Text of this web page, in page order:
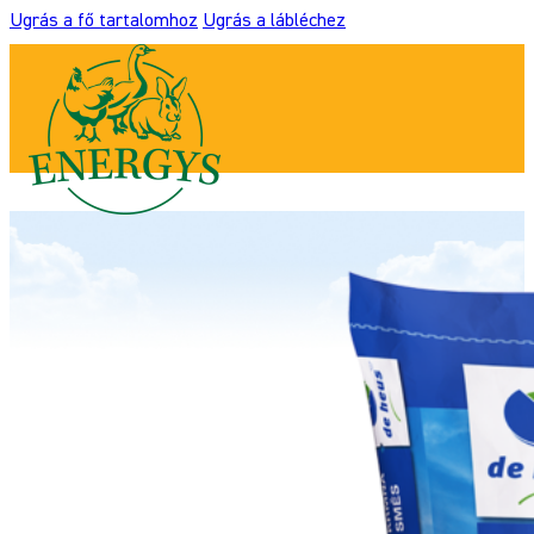
Ugrás a fő tartalomhoz Ugrás a lábléchez